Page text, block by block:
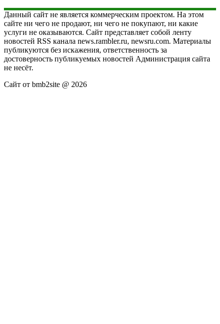
Данный сайт не является коммерческим проектом. На этом
сайте ни чего не продают, ни чего не покупают, ни какие
услуги не оказываются. Сайт представляет собой ленту
новостей RSS канала news.rambler.ru, newsru.com. Материалы
публикуются без искажения, ответственность за
достоверность публикуемых новостей Администрация сайта
не несёт.
Сайт от bmb2site @ 2026